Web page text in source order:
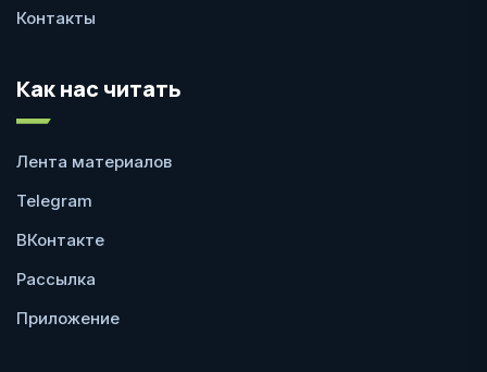
Контакты
Как нас читать
Лента материалов
Telegram
ВКонтакте
Рассылка
Приложение